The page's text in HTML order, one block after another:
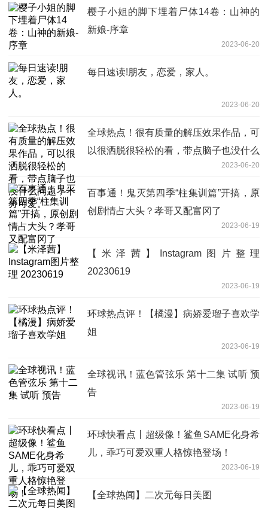
樱子小姐的脚下埋着尸体14卷：山神的
新娘-序章
2023-06-20
每日速读!朋友，恋爱，家人。
2023-06-20
全球热点！很有质量的解压效果作品，可
以很洒脱很轻松的看，带点脑子也没什么
2023-06-20
百事通！鬼灭第四季“柱集训篇”开搞，原
创剧情占大头？孝哥又配富冈了
2023-06-19
【米泽茜】Instagram图片整理
20230619
2023-06-19
环球热点评！【橘漫】病娇爱瑠子喜欢学
姐
2023-06-19
全球视讯！蓝色管弦乐 第十二集 试听 预
告
2023-06-19
环球快看点丨超级像！鲨鱼SAME化身希
儿，乖巧可爱双重人格惊艳登场！
2023-06-19
【全球热闻】二次元每日美图